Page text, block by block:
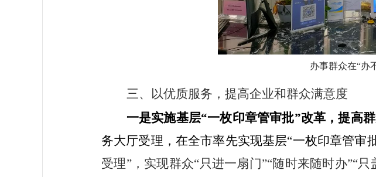
办事群众在“办
三、以优质服务，提高企业和群众满意度
一是实施基层“一枚印章管审批”改革，提高群
务大厅受理，在全市率先实现基层“一枚印章管审
受理”，实现群众“只进一扇门”“随时来随时办”“